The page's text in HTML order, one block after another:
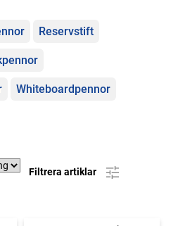
Reservstift
Whiteboardpennor
Filtrera artiklar